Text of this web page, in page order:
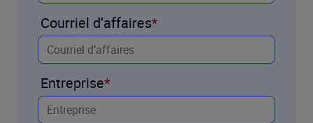
Courriel d’affaires
Entreprise